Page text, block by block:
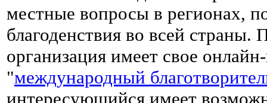
местные вопросы в регионах,
благоденствия во всей страны.
организация имеет свое
"международный
интересующийся имеет